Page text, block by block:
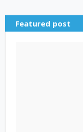
Featured post